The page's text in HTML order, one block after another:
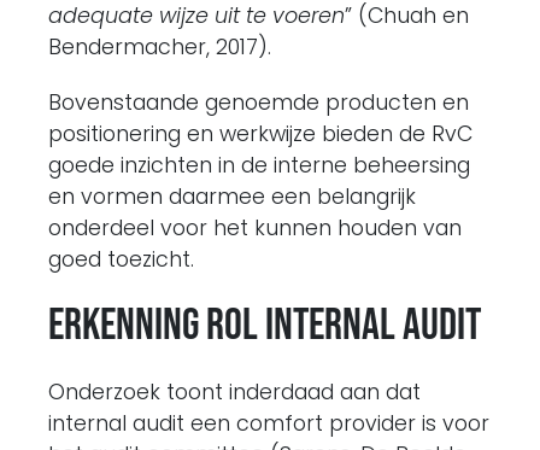
adequate wijze uit te voeren” (Chuah en
Bendermacher, 2017).
Bovenstaande genoemde producten en
positionering en werkwijze bieden de RvC
goede inzichten in de interne beheersing
en vormen daarmee een belangrijk
onderdeel voor het kunnen houden van
goed toezicht.
Erkenning rol internal audit
Onderzoek toont inderdaad aan dat
internal audit een comfort provider is voor